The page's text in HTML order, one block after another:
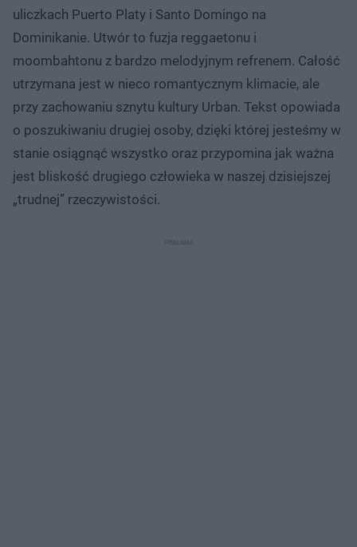
uliczkach Puerto Platy i Santo Domingo na
Dominikanie. Utwór to fuzja reggaetonu i
moombahtonu z bardzo melodyjnym refrenem. Całość
utrzymana jest w nieco romantycznym klimacie, ale
przy zachowaniu sznytu kultury Urban. Tekst opowiada
o poszukiwaniu drugiej osoby, dzięki której jesteśmy w
stanie osiągnąć wszystko oraz przypomina jak ważna
jest bliskość drugiego człowieka w naszej dzisiejszej
„trudnej” rzeczywistości.